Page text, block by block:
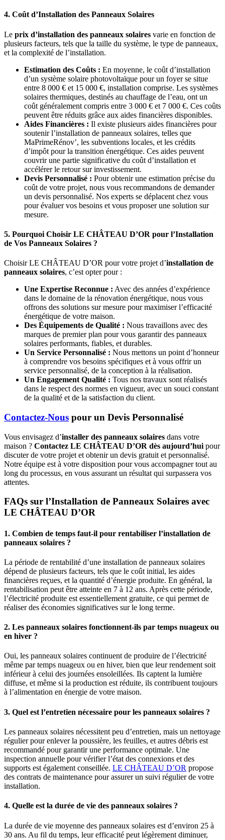
4. Coût d’Installation des Panneaux Solaires
Le prix d’installation des panneaux solaires varie en fonction de
plusieurs facteurs, tels que la taille du système, le type de panneaux,
et la complexité de l’installation.
Estimation des Coûts : En moyenne, le coût d’installation
d’un système solaire photovoltaïque pour un foyer se situe
entre 8 000 € et 15 000 €, installation comprise. Les systèmes
solaires thermiques, destinés au chauffage de l’eau, ont un
coût généralement compris entre 3 000 € et 7 000 €. Ces coûts
peuvent être réduits grâce aux aides financières disponibles.
Aides Financières : Il existe plusieurs aides financières pour
soutenir l’installation de panneaux solaires, telles que
MaPrimeRénov’, les subventions locales, et les crédits
d’impôt pour la transition énergétique. Ces aides peuvent
couvrir une partie significative du coût d’installation et
accélérer le retour sur investissement.
Devis Personnalisé : Pour obtenir une estimation précise du
coût de votre projet, nous vous recommandons de demander
un devis personnalisé. Nos experts se déplacent chez vous
pour évaluer vos besoins et vous proposer une solution sur
mesure.
5. Pourquoi Choisir LE CHÂTEAU D’OR pour l’Installation
de Vos Panneaux Solaires ?
Choisir LE CHÂTEAU D’OR pour votre projet d’installation de
panneaux solaires, c’est opter pour :
Une Expertise Reconnue : Avec des années d’expérience
dans le domaine de la rénovation énergétique, nous vous
offrons des solutions sur mesure pour maximiser l’efficacité
énergétique de votre maison.
Des Équipements de Qualité : Nous travaillons avec des
marques de premier plan pour vous garantir des panneaux
solaires performants, fiables, et durables.
Un Service Personnalisé : Nous mettons un point d’honneur
à comprendre vos besoins spécifiques et à vous offrir un
service personnalisé, de la conception à la réalisation.
Un Engagement Qualité : Tous nos travaux sont réalisés
dans le respect des normes en vigueur, avec un souci constant
de la qualité et de la satisfaction du client.
Contactez-Nous pour un Devis Personnalisé
Vous envisagez d’installer des panneaux solaires dans votre
maison ? Contactez LE CHÂTEAU D’OR dès aujourd’hui pour
discuter de votre projet et obtenir un devis gratuit et personnalisé.
Notre équipe est à votre disposition pour vous accompagner tout au
long du processus, en vous assurant un résultat qui surpassera vos
attentes.
FAQs sur l’Installation de Panneaux Solaires avec
LE CHÂTEAU D’OR
1. Combien de temps faut-il pour rentabiliser l’installation de
panneaux solaires ?
La période de rentabilité d’une installation de panneaux solaires
dépend de plusieurs facteurs, tels que le coût initial, les aides
financières reçues, et la quantité d’énergie produite. En général, la
rentabilisation peut être atteinte en 7 à 12 ans. Après cette période,
l’électricité produite est essentiellement gratuite, ce qui permet de
réaliser des économies significatives sur le long terme.
2. Les panneaux solaires fonctionnent-ils par temps nuageux ou
en hiver ?
Oui, les panneaux solaires continuent de produire de l’électricité
même par temps nuageux ou en hiver, bien que leur rendement soit
inférieur à celui des journées ensoleillées. Ils captent la lumière
diffuse, et même si la production est réduite, ils contribuent toujours
à l’alimentation en énergie de votre maison.
3. Quel est l’entretien nécessaire pour les panneaux solaires ?
Les panneaux solaires nécessitent peu d’entretien, mais un nettoyage
régulier pour enlever la poussière, les feuilles, et autres débris est
recommandé pour garantir une performance optimale. Une
inspection annuelle pour vérifier l’état des connexions et des
supports est également conseillée. LE CHÂTEAU D’OR propose
des contrats de maintenance pour assurer un suivi régulier de votre
installation.
4. Quelle est la durée de vie des panneaux solaires ?
La durée de vie moyenne des panneaux solaires est d’environ 25 à
30 ans. Au fil du temps, leur efficacité peut légèrement diminuer,